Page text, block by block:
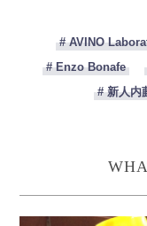
# AVINO
# Enzo Bonafe
# 新人内